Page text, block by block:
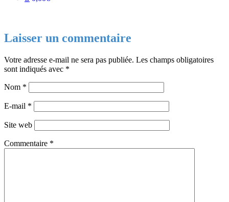
Laisser un commentaire
Votre adresse e-mail ne sera pas publiée. Les champs obligatoires
sont indiqués avec *
Nom *
E-mail *
Site web
Commentaire *